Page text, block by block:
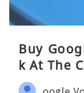
Buy
k At The